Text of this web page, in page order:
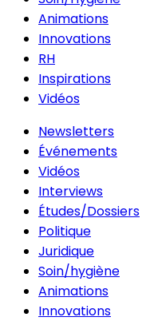
Animations
Innovations
RH
Inspirations
Vidéos
Newsletters
Événements
Vidéos
Interviews
Études/Dossiers
Politique
Juridique
Soin/hygiène
Animations
Innovations